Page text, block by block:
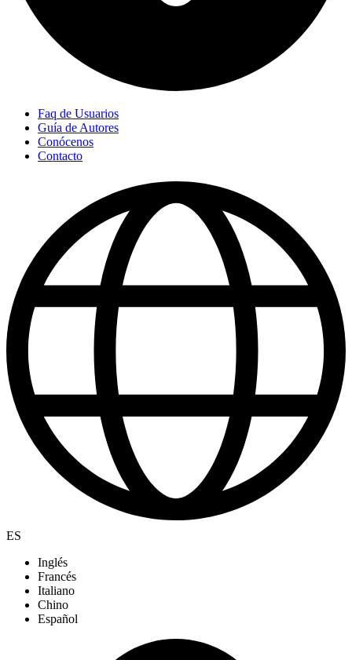
Faq de Usuarios
Guía de Autores
Conócenos
Contacto
ES
Inglés
Francés
Italiano
Chino
Español